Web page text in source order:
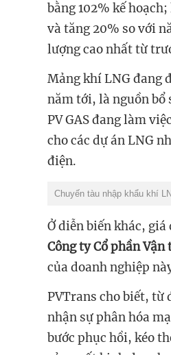
bằng 102% kế
và tăng 20% so với
lượng cao nhất từ
Mảng khí LNG đang
năm tới, là nguồn bổ
PV GAS đang làm
cho các dự án LNG
điện.
Chuyến tàu nhập khẩu khí
Ở diễn biến khác,
Công ty Cổ phần
của doanh nghiệp
PVTrans cho biết, từ
nhận sự phân hóa
bước phục hồi, kéo